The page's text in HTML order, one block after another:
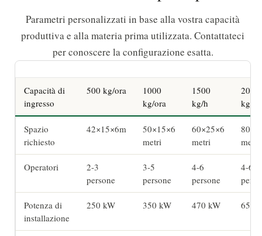
Parametri personalizzati in base alla vostra capacità
produttiva e alla materia prima utilizzata. Contattateci
per conoscere la configurazione esatta.
Capacità di
ingresso
500 kg/ora
1000
kg/ora
1500
kg/h
2000
kg/
Spazio
richiesto
42×15×6m
50×15×6
metri
60×25×6
metri
metri
Operatori
2-3
persone
3-5
persone
4-6
persone
4-6
Potenza di
installazione
250 kW 350 kW 470 kW 650